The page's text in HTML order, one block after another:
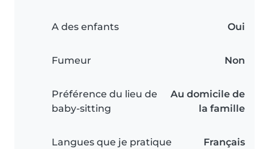
A des enfants Oui
Fumeur Non
Préférence du lieu de
baby-sitting
Au domicile de
la famille
Langues que je pratique Français